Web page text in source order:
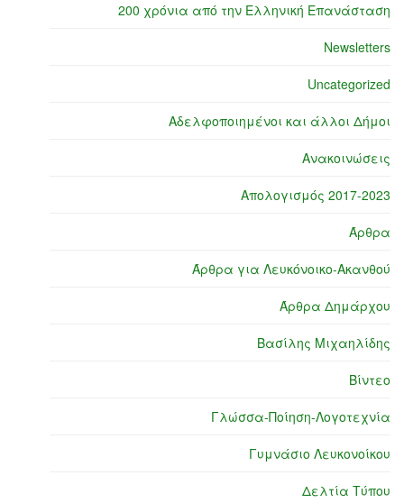
200 χρόνια από την Ελληνική Επανάσταση
Newsletters
Uncategorized
Αδελφοποιημένοι και άλλοι Δήμοι
Ανακοινώσεις
Απολογισμός 2017-2023
Άρθρα
Άρθρα για Λευκόνοικο-Ακανθού
Άρθρα Δημάρχου
Βασίλης Μιχαηλίδης
Βίντεο
Γλώσσα-Ποίηση-Λογοτεχνία
Γυμνάσιο Λευκονοίκου
Δελτία Τύπου